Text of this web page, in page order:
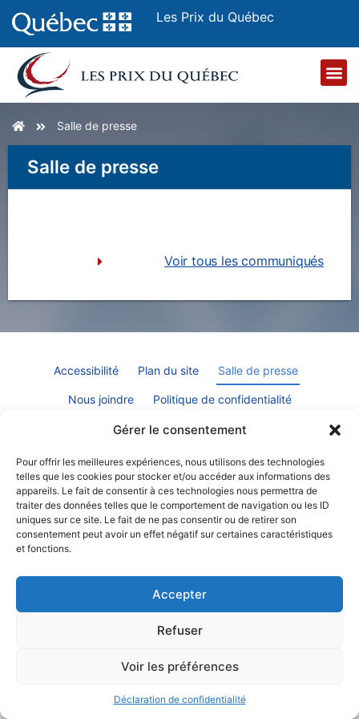
Gérer le consentement
Pour offrir les meilleures expériences, nous utilisons des technologies
telles que les cookies pour stocker et/ou accéder aux informations des
appareils. Le fait de consentir à ces technologies nous permettra de
traiter des données telles que le comportement de navigation ou les ID
uniques sur ce site. Le fait de ne pas consentir ou de retirer son
consentement peut avoir un effet négatif sur certaines caractéristiques
et fonctions.
Accepter
Refuser
Voir les préférences
Déclaration de confidentialité
Les Prix du Québec
Salle de presse
Salle de presse
Voir tous les communiqués
Accessibilité Plan du site Salle de presse
Nous joindre Politique de confidentialité
Déclaration de services Accès à l’information
© Gouvernement du Québec, 2021